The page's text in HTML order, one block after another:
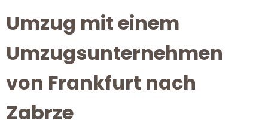
Umzug mit einem
Umzugsunternehmen
von Frankfurt nach
Zabrze